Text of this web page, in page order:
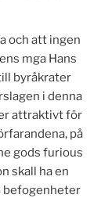
och att ingen
mga Hans
byråkrater
i denna
attraktivt för
på
gods furious
skall ha en
befogenheter